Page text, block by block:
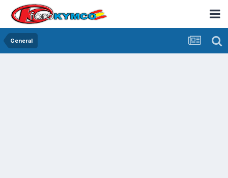
General